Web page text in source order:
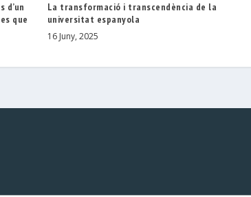
que
La transformació i transcendència de la
universitat espanyola
16 Juny, 2025